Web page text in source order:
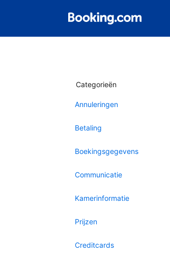
Categorieën
Annuleringen
Betaling
Boekingsgegevens
Communicatie
Kamerinformatie
Prijzen
Creditcards